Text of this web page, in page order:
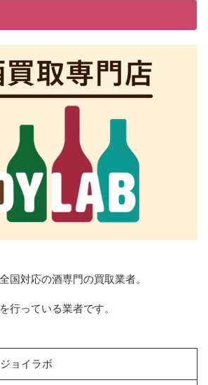
国対応の酒専門の買取業者。
行っている業者です。
ジョイラボ